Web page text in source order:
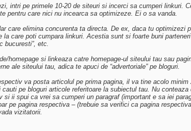
intri pe primele 10-20 de siteuri si incerci sa cumperi linkuri.
pentru care nici nu incearca sa optimizeze. Ei o sa vanda.
elimina concurenta ta directa. De ex, daca tu optimizezi
la care poti cumpara linkuri. Acestia sunt si foarte buni
bucuresti”, etc.
si linkeaza catre homepage-ul siteului tau sau
ale siteului tau, adica te apuci de “advertoriale” pe bloguri.
va posta articolul pe prima pagina, il va tine acolo
pe bloguri articole referitoare la subiectul tau. Nu
ii spui ca vrei sa cumperi un paragraf (important e sa iei
pe pagina respectiva – (trebuie sa verifici ca pagina
vizitatorii.